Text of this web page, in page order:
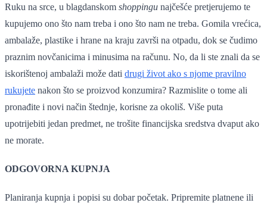
Ruku na srce, u blagdanskom shoppingu najčešće pretjerujemo te
kupujemo ono što nam treba i ono što nam ne treba. Gomila vrećica,
ambalaže, plastike i hrane na kraju završi na otpadu, dok se čudimo
praznim novčanicima i minusima na računu. No, da li ste znali da se
iskorištenoj ambalaži može dati drugi život ako s njome pravilno
rukujete nakon što se proizvod konzumira? Razmislite o tome ali
pronađite i novi način štednje, korisne za okoliš. Više puta
upotrijebiti jedan predmet, ne trošite financijska sredstva dvaput ako
ne morate.
ODGOVORNA KUPNJA
Planiranja kupnja i popisi su dobar početak. Pripremite platnene ili